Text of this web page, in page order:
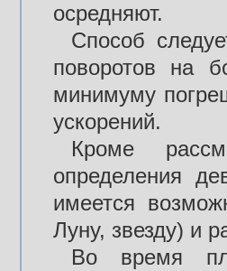
осредняют.
Способ
поворотов на
минимуму
ускорений.
Кроме
определения
имеется
Луну, звезду) и
Во время